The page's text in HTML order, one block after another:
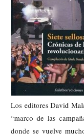
Los editores David
“marco de las
donde se vuelve